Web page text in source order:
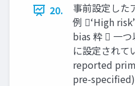
20.
事前設定した
例 ‘High
bias 粋  一
に設定され
reported
pre-